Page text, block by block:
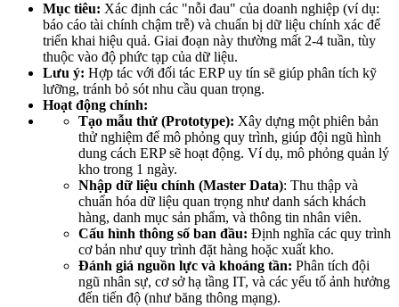
Mục tiêu: Xác định các "nỗi đau" của doanh nghiệp (ví dụ:
báo cáo tài chính chậm trễ) và chuẩn bị dữ liệu chính xác để
triển khai hiệu quả. Giai đoạn này thường mất 2-4 tuần, tùy
thuộc vào độ phức tạp của dữ liệu.
Lưu ý: Hợp tác với đối tác ERP uy tín sẽ giúp phân tích kỹ
lưỡng, tránh bỏ sót nhu cầu quan trọng.
Hoạt động chính:
Tạo mẫu thử (Prototype): Xây dựng một phiên bản
thử nghiệm để mô phỏng quy trình, giúp đội ngũ hình
dung cách ERP sẽ hoạt động. Ví dụ, mô phỏng quản lý
kho trong 1 ngày.
Nhập dữ liệu chính (Master Data): Thu thập và
chuẩn hóa dữ liệu quan trọng như danh sách khách
hàng, danh mục sản phẩm, và thông tin nhân viên.
Cấu hình thông số ban đầu: Định nghĩa các quy trình
cơ bản như quy trình đặt hàng hoặc xuất kho.
Đánh giá nguồn lực và khoáng tần: Phân tích đội
ngũ nhân sự, cơ sở hạ tầng IT, và các yếu tố ảnh hưởng
đến tiến độ (như băng thông mạng).